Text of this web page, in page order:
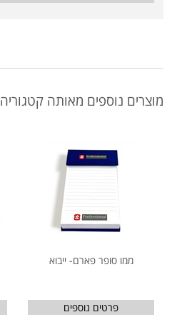
מוצרים נוספים מאותה קטגוריה
ממו סופר פארם- ייבוא
פרטים נוספים